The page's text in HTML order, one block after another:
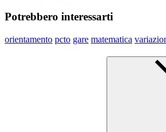
Potrebbero interessarti
orientamento pcto gare matematica